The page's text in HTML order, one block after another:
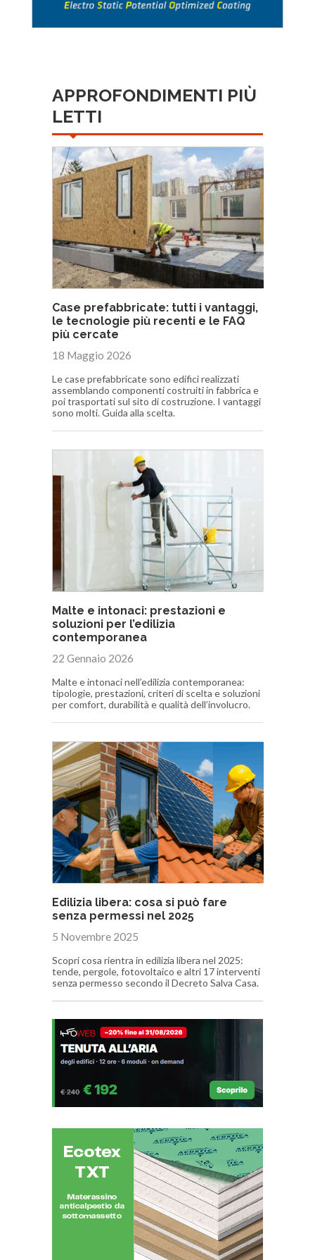
APPROFONDIMENTI PIÙ
LETTI
Case prefabbricate: tutti i vantaggi,
le tecnologie più recenti e le FAQ
più cercate
18 Maggio 2026
Le case prefabbricate sono edifici realizzati
assemblando componenti costruiti in fabbrica e
poi trasportati sul sito di costruzione. I vantaggi
sono molti. Guida alla scelta.
Malte e intonaci: prestazioni e
soluzioni per l’edilizia
contemporanea
22 Gennaio 2026
Malte e intonaci nell’edilizia contemporanea:
tipologie, prestazioni, criteri di scelta e soluzioni
per comfort, durabilità e qualità dell’involucro.
Edilizia libera: cosa si può fare
senza permessi nel 2025
5 Novembre 2025
Scopri cosa rientra in edilizia libera nel 2025:
tende, pergole, fotovoltaico e altri 17 interventi
senza permesso secondo il Decreto Salva Casa.